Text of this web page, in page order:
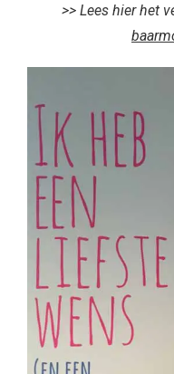
>> Lees hier het